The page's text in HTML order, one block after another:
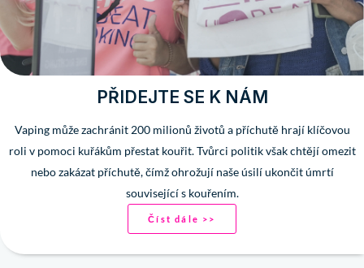
PŘIDEJTE SE K NÁM
Vaping může zachránit 200 milionů životů a příchutě hrají klíčovou
roli v pomoci kuřákům přestat kouřit. Tvůrci politik však chtějí omezit
nebo zakázat příchutě, čímž ohrožují naše úsilí ukončit úmrtí
související s kouřením.
Číst dále >>